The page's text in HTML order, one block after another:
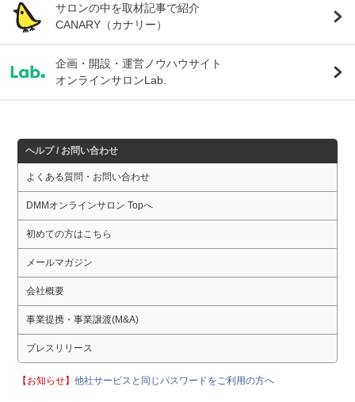
サロンの中を取材記事で紹介
CANARY（カナリー）
企画・開設・運営ノウハウサイト
オンラインサロンLab.
ヘルプ / お問い合わせ
よくある質問・お問い合わせ
DMMオンラインサロン Topへ
初めての方はこちら
メールマガジン
会社概要
事業提携・事業譲渡(M&A)
プレスリリース
【お知らせ】他社サービスと同じパスワードをご利用の方へ